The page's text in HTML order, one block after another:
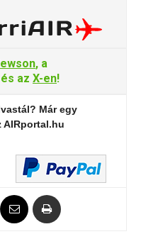
, a
és az X-en!
Már egy
AIRportal.hu